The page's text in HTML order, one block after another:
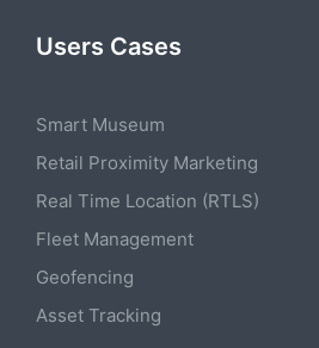
Users Cases
Smart Museum
Retail Proximity Marketing
Real Time Location (RTLS)
Fleet Management
Geofencing
Asset Tracking